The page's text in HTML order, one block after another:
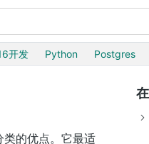
开发 Python Postgres
类的优点。它最适